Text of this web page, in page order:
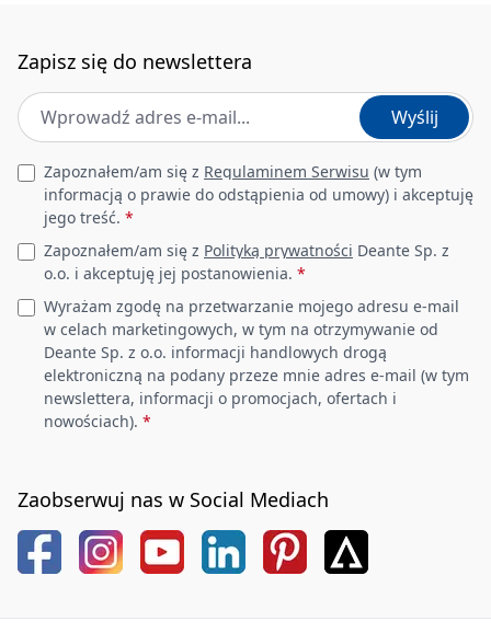
Zapisz się do newslettera
Adres e-mail *
Wyślij
Leave this field empty
Zapoznałem/am się z Regulaminem Serwisu (w tym
informacją o prawie do odstąpienia od umowy) i akceptuję
jego treść. *
Zapoznałem/am się z Polityką prywatności Deante Sp. z
o.o. i akceptuję jej postanowienia. *
Wyrażam zgodę na przetwarzanie mojego adresu e-mail
w celach marketingowych, w tym na otrzymywanie od
Deante Sp. z o.o. informacji handlowych drogą
elektroniczną na podany przeze mnie adres e-mail (w tym
newslettera, informacji o promocjach, ofertach i
nowościach). *
Zaobserwuj nas w Social Mediach